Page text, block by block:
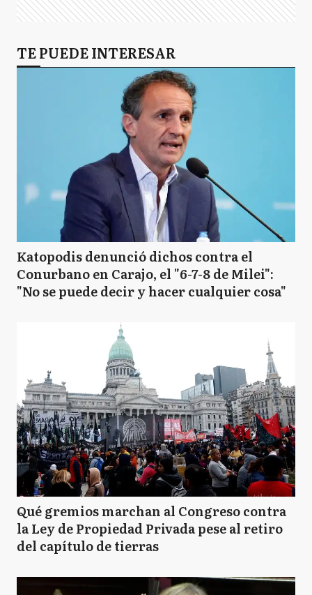
TE PUEDE INTERESAR
Katopodis denunció dichos contra el
Conurbano en Carajo, el "6-7-8 de Milei":
"No se puede decir y hacer cualquier cosa"
Qué gremios marchan al Congreso contra
la Ley de Propiedad Privada pese al retiro
del capítulo de tierras